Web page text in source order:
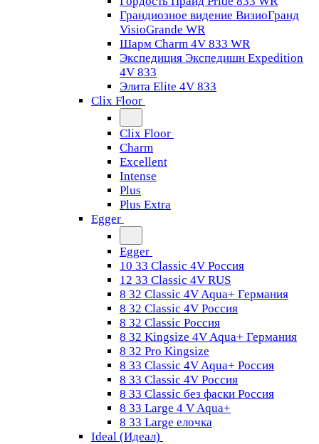
Грандиозное видение ВизиоГранд
VisioGrande WR
Шарм Charm 4V 833 WR
Экспедиция Экспедишн Expedition
4V 833
Элита Elite 4V 833
Clix Floor
Clix Floor
Charm
Excellent
Intense
Plus
Plus Extra
Egger
Egger
10 33 Classic 4V Россия
12 33 Classic 4V RUS
8 32 Classic 4V Aqua+ Германия
8 32 Classic 4V Россия
8 32 Classic Россия
8 32 Kingsize 4V Aqua+ Германия
8 32 Pro Kingsize
8 33 Classic 4V Aqua+ Россия
8 33 Classic 4V Россия
8 33 Classic без фаски Россия
8 33 Large 4 V Aqua+
8 33 Large елочка
Ideal (Идеал)